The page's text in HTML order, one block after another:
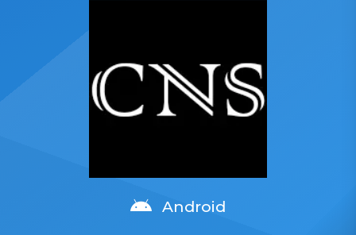
Android